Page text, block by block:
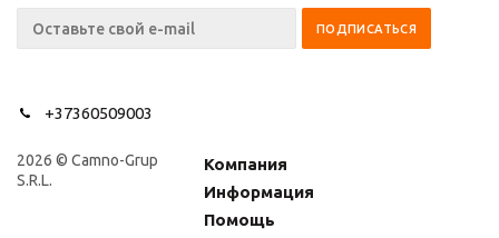
+37360509003
2026 © Camno-Grup
S.R.L.
Компания
Информация
Помощь